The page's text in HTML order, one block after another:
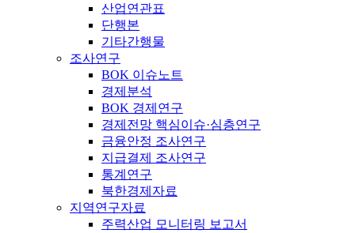
산업연관표
단행본
기타간행물
조사연구
BOK 이슈노트
경제분석
BOK 경제연구
경제전망 핵심이슈·심층연구
금융안정 조사연구
지급결제 조사연구
통계연구
북한경제자료
지역연구자료
주력산업 모니터링 보고서